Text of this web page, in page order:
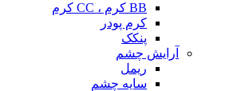
BB کرم ، CC کرم
کرم پودر
پنکک
آرایش چشم
ریمل
سایه چشم